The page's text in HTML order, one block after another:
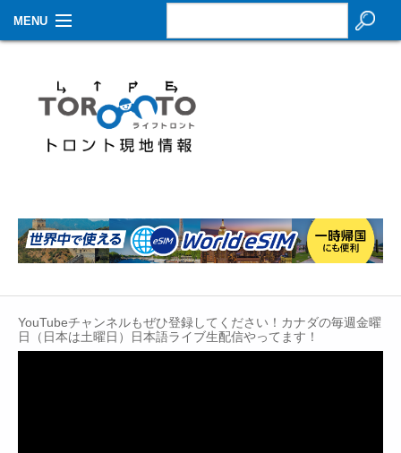
MENU
生活情報
その他
イベントカレンダー
About Us
YouTubeチャンネルもぜひ登録してください！カナダの毎週金曜
日（日本は土曜日）日本語ライブ生配信やってます！